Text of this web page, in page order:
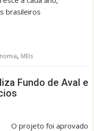
brasileiros
, MEIs
Fundo de Aval e
O projeto foi aprovado